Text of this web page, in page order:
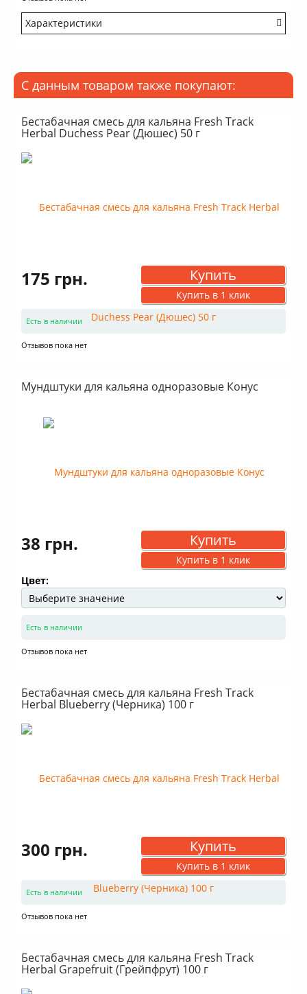
Характеристики
Аромат: Сладкий
Аромат: Ягодный
Дымность: Много
С данным товаром также покупают:
Бестабачная смесь для кальяна Fresh Track
Herbal Duchess Pear (Дюшес) 50 г
175 грн. Купить
Купить в 1 клик
Есть в наличии
Отзывов пока нет
Мундштуки для кальяна одноразовые Конус
38 грн. Купить
Купить в 1 клик
Цвет:
Есть в наличии
Отзывов пока нет
Бестабачная смесь для кальяна Fresh Track
Herbal Blueberry (Черника) 100 г
300 грн. Купить
Купить в 1 клик
Есть в наличии
Отзывов пока нет
Бестабачная смесь для кальяна Fresh Track
Herbal Grapefruit (Грейпфрут) 100 г